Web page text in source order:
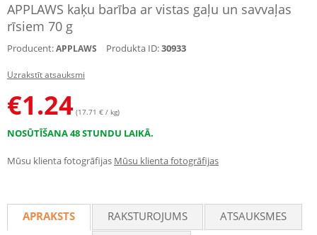
APPLAWS kaķu barība ar vistas gaļu un savvaļas
rīsiem 70 g
Producent:APPLAWS Produkta ID:30933
Uzrakstīt atsauksmi
€1.24 (17.71 € / kg)
NOSŪTĪŠANA 48 STUNDU LAIKĀ.
Mūsu klienta fotogrāfijas Mūsu klienta fotogrāfijas
APRAKSTS RAKSTUROJUMS
ATSAUKSMES